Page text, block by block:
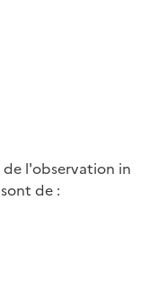
de l'observation in
de :